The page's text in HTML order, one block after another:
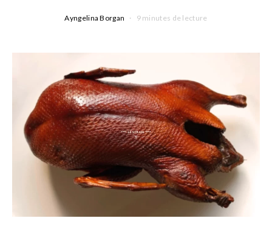
Ayngelina Borgan 9 minutes de lecture